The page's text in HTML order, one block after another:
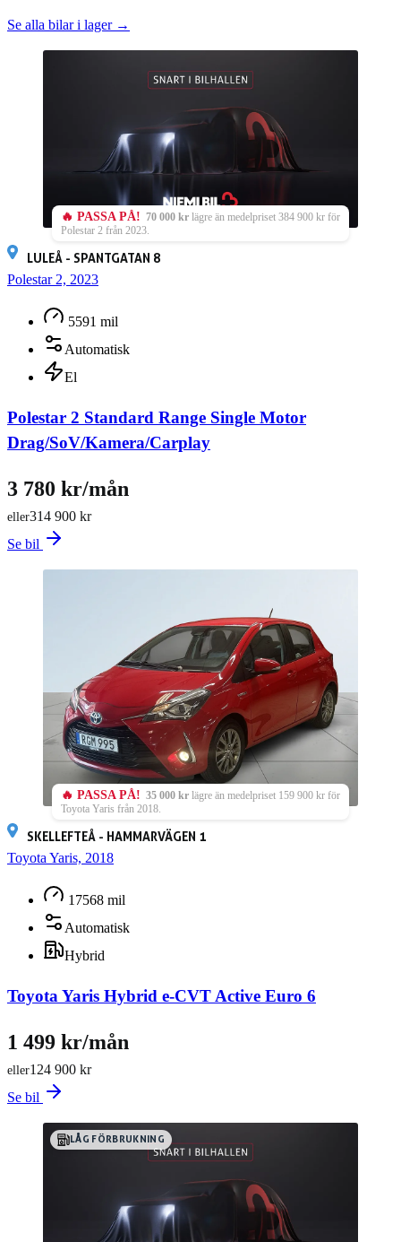
Se alla bilar i lager →
🔥 PASSA PÅ! 70 000 kr lägre än medelpriset 384 900 kr för
Polestar 2 från 2023.
LULEÅ - SPANTGATAN 8
Polestar 2, 2023
5591 mil
Automatisk
El
Polestar 2 Standard Range Single Motor
Drag/SoV/Kamera/Carplay
314 900 kr
eller
3 780 kr/mån
Se bil
🔥 PASSA PÅ! 35 000 kr lägre än medelpriset 159 900 kr för
Toyota Yaris från 2018.
SKELLEFTEÅ - HAMMARVÄGEN 1
Toyota Yaris, 2018
17568 mil
Automatisk
Hybrid
Toyota Yaris Hybrid e-CVT Active Euro 6
124 900 kr
eller
1 499 kr/mån
Se bil
LÅG FÖRBRUKNING